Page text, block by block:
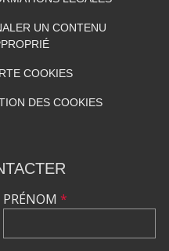
UN CONTENU
COOKIES
DES COOKIES
PRÉNOM *